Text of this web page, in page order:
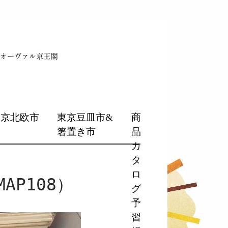
北欧市
東京豆皿市&
箸置き市
商
品
カ
タ
ロ
グ
予
習
）